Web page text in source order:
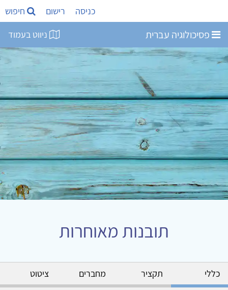
כניסה רישום חיפוש
פסיכולוגיה עברית ניווט בעמוד
תובנות מאוחרות
כללי תקציר מחברים ציטוט